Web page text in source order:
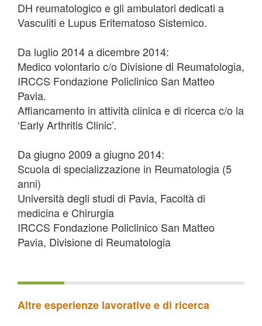
DH reumatologico e gli ambulatori dedicati a
Vasculiti e Lupus Eritematoso Sistemico.
Da luglio 2014 a dicembre 2014:
Medico volontario c/o Divisione di Reumatologia,
IRCCS Fondazione Policlinico San Matteo
Pavia.
Affiancamento in attività clinica e di ricerca c/o la
‘Early Arthritis Clinic’.
Da giugno 2009 a giugno 2014:
Scuola di specializzazione in Reumatologia (5
anni)
Università degli studi di Pavia, Facoltà di
medicina e Chirurgia
IRCCS Fondazione Policlinico San Matteo
Pavia, Divisione di Reumatologia
Altre esperienze lavorative e di ricerca